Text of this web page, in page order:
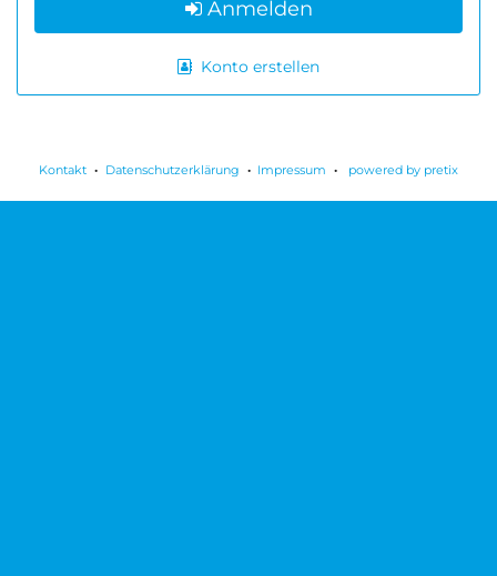
Anmelden
Konto erstellen
Kontakt Datenschutzerklärung Impressum powered by pretix